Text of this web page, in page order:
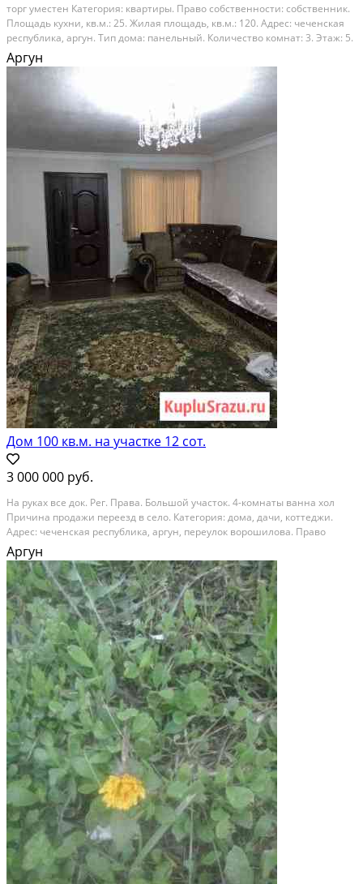
торг уместен Категория: квартиры. Право собственности: собственник.
Площадь кухни, кв.м.: 25. Жилая площадь, кв.м.: 120. Адрес: чеченская
республика, аргун. Тип дома: панельный. Количество комнат: 3. Этаж: 5.
Этажей в доме: 5. Общая площадь: 160
Аргун
Дом 100 кв.м. на участке 12 сот.
3 000 000 руб.
На руках все док. Рег. Права. Большой участок. 4-комнаты ванна хол
Причина продажи переезд в село. Категория: дома, дачи, коттеджи.
Адрес: чеченская республика, аргун, переулок ворошилова. Право
собственности: собственник. Расстояние до города: в черте города.
Материал стен: кирпич. Вид объекта:...
Аргун